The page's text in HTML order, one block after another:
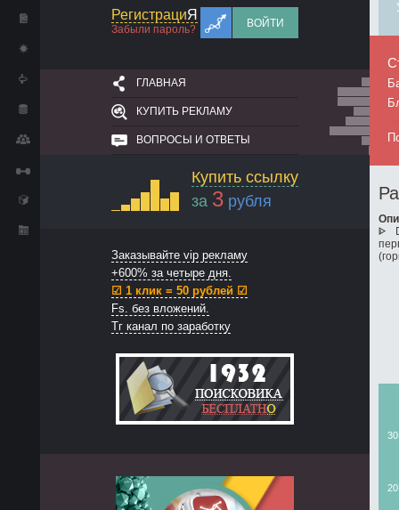
РегистрациЯ
Забыли пароль?
ВОЙТИ
ГЛАВНАЯ
КУПИТЬ РЕКЛАМУ
ВОПРОСЫ И ОТВЕТЫ
Купить ссылку
за 3 рубля
Заказывайте vip рекламу
+600% за четыре дня.
☑ 1 клик = 50 рублей ☑
Fs. без вложений.
Тг канал по заработку
ᐈ
20
30